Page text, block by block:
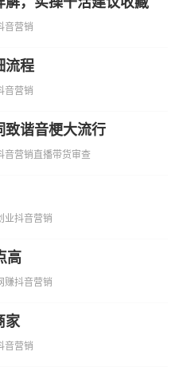
音营销
流程
音营销
致谐音梗大流行
音营销 直播带货审查
业抖音营销
高
赚抖音营销
家
音营销